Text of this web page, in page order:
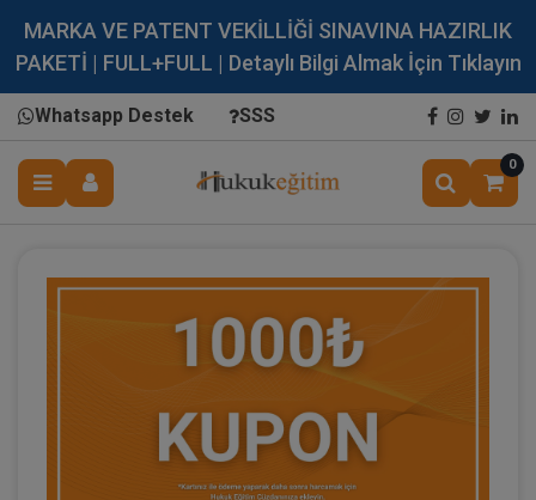
MARKA VE PATENT VEKİLLİĞİ SINAVINA HAZIRLIK
PAKETİ | FULL+FULL | Detaylı Bilgi Almak İçin Tıklayın
Whatsapp Destek SSS
0